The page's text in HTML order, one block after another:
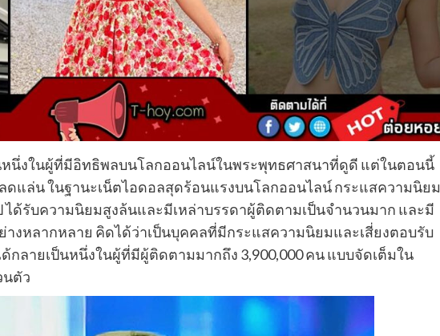
หนึ่งในผู้ที่มีอิทธิพลบนโลกออนไลน์ในพระพุทธศาสนาที่ดูดี แต่ในตอนนี้
ดแล่น ในฐานะเน็ตไอดอลสุดร้อนแรงบนโลกออนไลน์ กระแสความนิยม
ด้รับความนิยมสูงล้นและมีเหล่าบรรดาผู้ติดตามเป็นจำนวนมาก และมี
งหลากหลาย คิดได้ว่าเป็นบุคคลที่มีกระแสความนิยมและเสี่ยงตอบรับ
กลายเป็นหนึ่งในผู้ที่มีผู้ติดตามมากถึง 3,900,000 คน แบบจัดเต็มใน
นตัว